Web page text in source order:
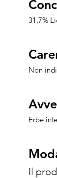
31,7%
Non
Erbe
Il